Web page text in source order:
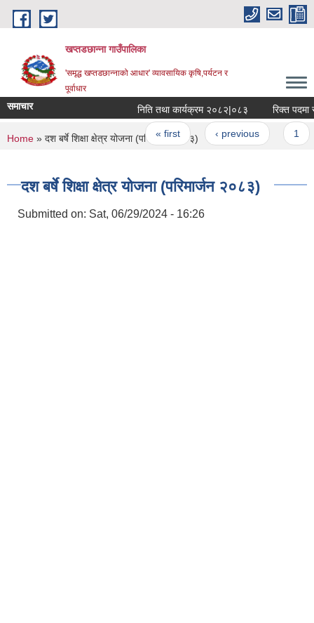
Skip to main content
खप्तडछान्ना गाउँपालिका
'समृद्ध खप्तडछान्नाको आधार' व्यावसायिक कृषि,पर्यटन र
पूर्वाधार
समाचार निति तथा कार्यक्रम २०८२|०८३ रिक्त पदमा
Pages
« first ‹ previous
You are here
Home » दश बर्षे शिक्षा क्षेत्र योजना (परिमार्जन २०८३)
दश बर्षे शिक्षा क्षेत्र योजना (परिमार्जन २०८३)
Submitted on: Sat, 06/29/2024 - 16:26